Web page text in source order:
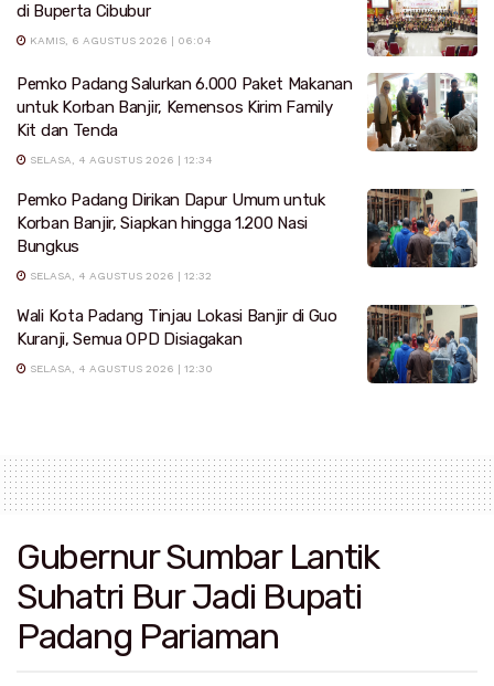
di Buperta Cibubur
KAMIS, 6 AGUSTUS 2026 | 06:04
Pemko Padang Salurkan 6.000 Paket Makanan
untuk Korban Banjir, Kemensos Kirim Family
Kit dan Tenda
SELASA, 4 AGUSTUS 2026 | 12:34
Pemko Padang Dirikan Dapur Umum untuk
Korban Banjir, Siapkan hingga 1.200 Nasi
Bungkus
SELASA, 4 AGUSTUS 2026 | 12:32
Wali Kota Padang Tinjau Lokasi Banjir di Guo
Kuranji, Semua OPD Disiagakan
SELASA, 4 AGUSTUS 2026 | 12:30
Gubernur Sumbar Lantik
Suhatri Bur Jadi Bupati
Padang Pariaman